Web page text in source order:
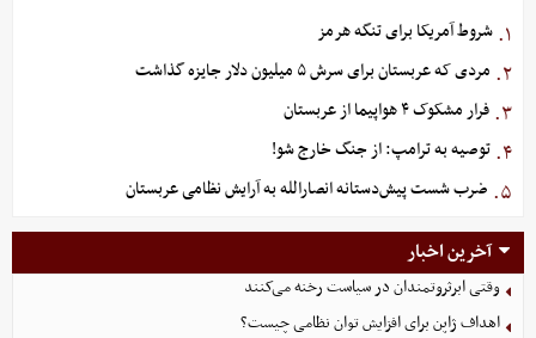
۱. شروط آمریکا برای تنگه هرمز
۲. مردی که عربستان برای سرش ۵ میلیون دلار جایزه گذاشت
۳. فرار مشکوک ۴ هواپیما از عربستان
۴. توصیه به ترامپ: از جنگ خارج شو!
۵. ضرب شست پیش‌دستانه انصارالله به آرایش نظامی عربستان
آخرین اخبار
وقتی ابرثروتمندان در سیاست رخنه می‌کنند
اهداف ژاپن برای افزایش توان نظامی چیست؟